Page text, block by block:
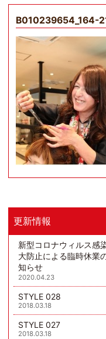
B010239654_164-
更新情報
新型コロナウィルス感
大防止による臨時休業
知らせ
2020.04.23
STYLE 028
2018.03.18
STYLE 027
2018.03.18